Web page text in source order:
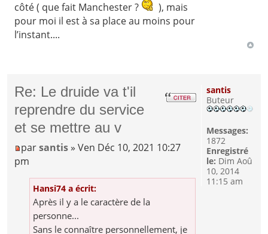
côté ( que fait Manchester ?
), mais
pour moi il est à sa place au moins pour
l’instant....
Re: Le druide va t'il
reprendre du service
et se mettre au v
parsantis » Ven Déc 10, 2021 10:27
pm
Hansi74 a écrit:
Après il y a le caractère de la
personne...
Sans le connaître personnellement, je
santis
Buteur
Messages:
1872
Enregistré
le: Dim Aoû
10, 2014
11:15 am